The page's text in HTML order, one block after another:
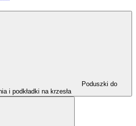
Poduszki do
i podkładki na krzesła